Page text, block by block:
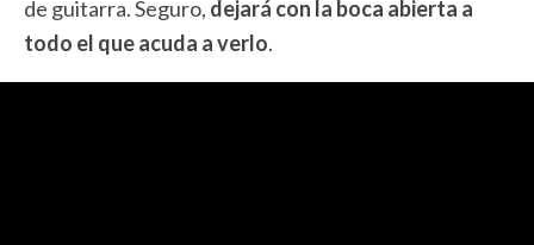
de guitarra. Seguro, dejará con la boca abierta a
todo el que acuda a verlo.